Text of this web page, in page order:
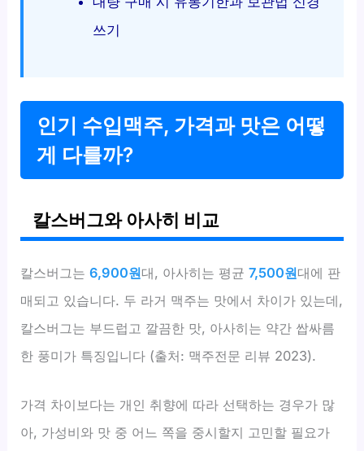
쓰기
인기 수입맥주, 가격과 맛은 어떻
게 다를까?
칼스버그와 아사히 비교
칼스버그는6,900원대, 아사히는 평균7,500원대에 판
매되고 있습니다. 두 라거 맥주는 맛에서 차이가 있는데,
칼스버그는 부드럽고 깔끔한 맛, 아사히는 약간 쌉싸름
한 풍미가 특징입니다 (출처: 맥주전문 리뷰 2023).
가격 차이보다는 개인 취향에 따라 선택하는 경우가 많
아, 가성비와 맛 중 어느 쪽을 중시할지 고민할 필요가